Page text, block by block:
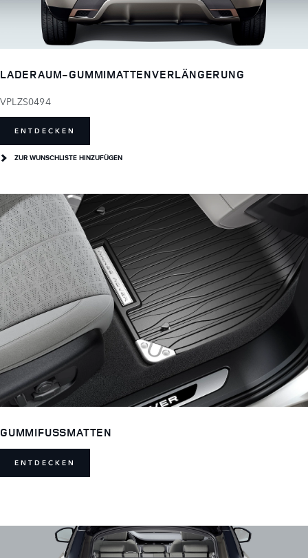
LADERAUM-GUMMIMATTENVERLÄNGERUNG
VPLZS0494
ENTDECKEN
ZUR WUNSCHLISTE HINZUFÜGEN
GUMMIFUSSMATTEN
ENTDECKEN